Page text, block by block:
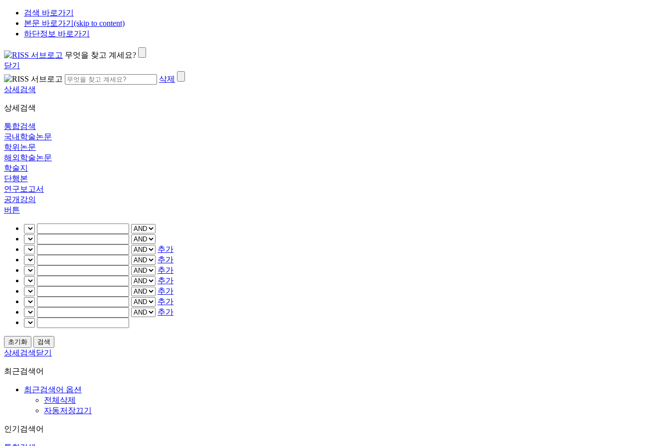
검색 바로가기
본문 바로가기(skip to content)
하단정보 바로가기
무엇을 찾고 계세요?
닫기
삭제
상세검색
상세검색
통합검색
국내학술논문
학위논문
해외학술논문
학술지
단행본
연구보고서
공개강의
버튼
추가
추가
추가
추가
추가
추가
추가
상세검색닫기
최근검색어
최근검색어 옵션
전체삭제
자동저장끄기
인기검색어